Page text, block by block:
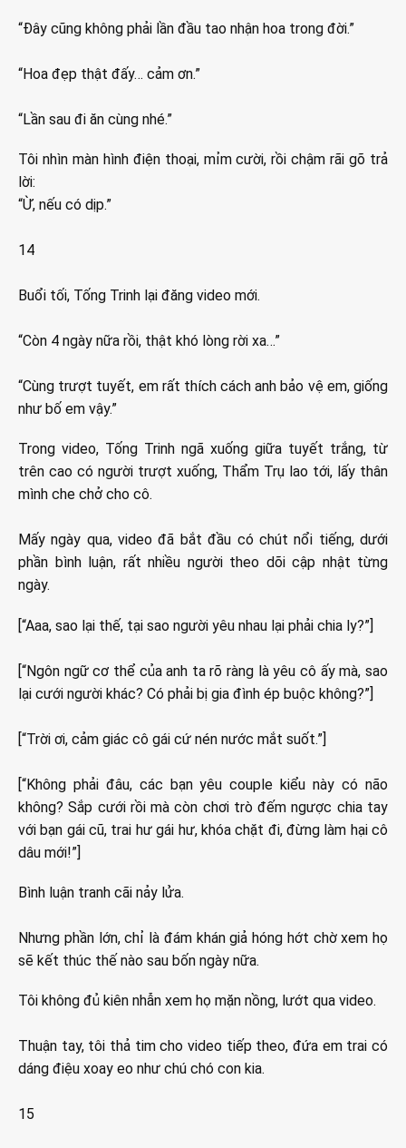
“Đây cũng không phải lần đầu tao nhận hoa trong đời.”
“Hoa đẹp thật đấy… cảm ơn.”
“Lần sau đi ăn cùng nhé.”
Tôi nhìn màn hình điện thoại, mỉm cười, rồi chậm rãi gõ trả
lời:
“Ừ, nếu có dịp.”
14
Buổi tối, Tống Trinh lại đăng video mới.
“Còn 4 ngày nữa rồi, thật khó lòng rời xa…”
“Cùng trượt tuyết, em rất thích cách anh bảo vệ em, giống
như bố em vậy.”
Trong video, Tống Trinh ngã xuống giữa tuyết trắng, từ
trên cao có người trượt xuống, Thẩm Trụ lao tới, lấy thân
mình che chở cho cô.
Mấy ngày qua, video đã bắt đầu có chút nổi tiếng, dưới
phần bình luận, rất nhiều người theo dõi cập nhật từng
ngày.
[“Aaa, sao lại thế, tại sao người yêu nhau lại phải chia ly?”]
[“Ngôn ngữ cơ thể của anh ta rõ ràng là yêu cô ấy mà, sao
lại cưới người khác? Có phải bị gia đình ép buộc không?”]
[“Trời ơi, cảm giác cô gái cứ nén nước mắt suốt.”]
[“Không phải đâu, các bạn yêu couple kiểu này có não
không? Sắp cưới rồi mà còn chơi trò đếm ngược chia tay
với bạn gái cũ, trai hư gái hư, khóa chặt đi, đừng làm hại cô
dâu mới!”]
Bình luận tranh cãi nảy lửa.
Nhưng phần lớn, chỉ là đám khán giả hóng hớt chờ xem họ
sẽ kết thúc thế nào sau bốn ngày nữa.
Tôi không đủ kiên nhẫn xem họ mặn nồng, lướt qua video.
Thuận tay, tôi thả tim cho video tiếp theo, đứa em trai có
dáng điệu xoay eo như chú chó con kia.
15